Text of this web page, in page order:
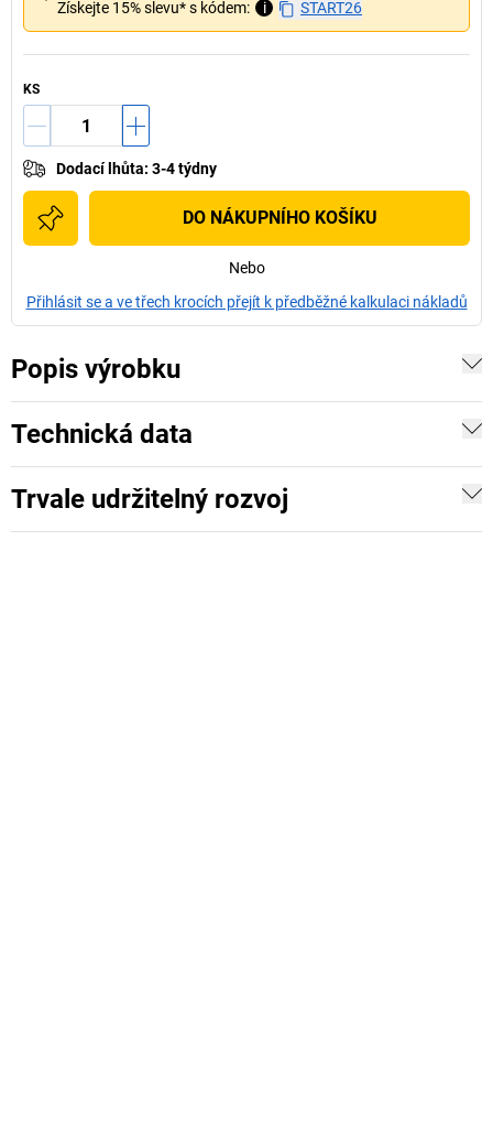
Získejte 15% slevu* s kódem:
i START26
KS
Dodací lhůta: 3-4 týdny
DO NÁKUPNÍHO KOŠÍKU
Nebo
Přihlásit se a ve třech krocích přejít k předběžné kalkulaci nákladů
Popis výrobku
Technická data
Trvale udržitelný rozvoj